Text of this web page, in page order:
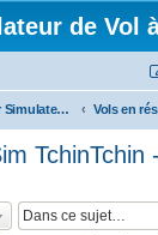
de Vol
Condor Simulateur de Vol à Voile Vols en
TchinTchin